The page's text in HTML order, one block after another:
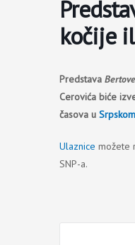
kočije
Predstava
Cerovića biće
časova u
Ulaznice možete
SNP-a.